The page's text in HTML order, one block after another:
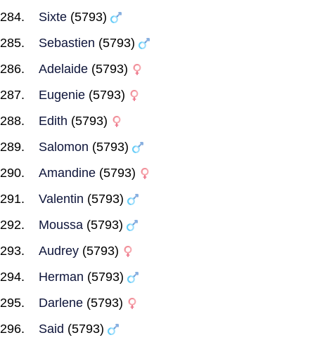
Sixte (5793)
Sebastien (5793)
Adelaide (5793)
Eugenie (5793)
Edith (5793)
Salomon (5793)
Amandine (5793)
Valentin (5793)
Moussa (5793)
Audrey (5793)
Herman (5793)
Darlene (5793)
Said (5793)